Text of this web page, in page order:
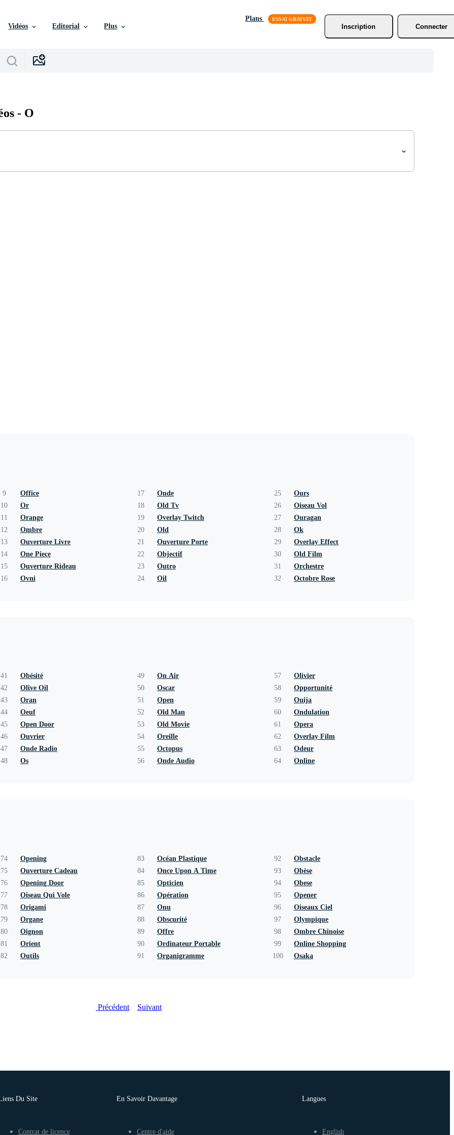
Vidéos Editorial Plus
Plans
Inscription
Connecter
- O
9
Office
10
Or
11
Orange
12
Ombre
13
Ouverture Livre
14
One Piece
15
Ouverture Rideau
16
Ovni
17
Onde
18
Old Tv
19
Overlay Twitch
20
Old
21
Ouverture Porte
22
Objectif
23
Outro
24
Oil
25
Ours
26
Oiseau Vol
27
Ouragan
28
Ok
29
Overlay Effect
30
Old Film
31
Orchestre
32
Octobre Rose
41
Obésité
42
Olive Oil
43
Oran
44
Oeuf
45
Open Door
46
Ouvrier
47
Onde Radio
48
Os
49
On Air
50
Oscar
51
Open
52
Old Man
53
Old Movie
54
Oreille
55
Octopus
56
Onde Audio
57
Olivier
58
Opportunité
59
Ouija
60
Ondulation
61
Opera
62
Overlay Film
63
Odeur
64
Online
74
Opening
75
Ouverture Cadeau
76
Opening Door
77
Oiseau Qui Vole
78
Origami
79
Organe
80
Oignon
81
Orient
82
Outils
83
Océan Plastique
84
Once Upon A Time
85
Opticien
86
Opération
87
Onu
88
Obscurité
89
Offre
90
Ordinateur Portable
91
Organigramme
92
Obstacle
93
Obèse
94
Obese
95
Opener
96
Oiseaux Ciel
97
Olympique
98
Ombre Chinoise
99
Online Shopping
100
Osaka
Précédent Suivant
Du Site
Contrat de licence
En Savoir Davantage
Centre d'aide
Langues
English